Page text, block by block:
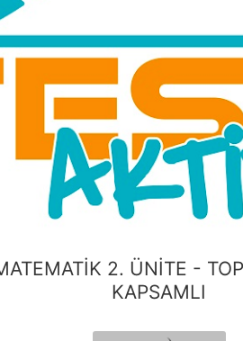
2. ÜNITE -
KAPSAMLI